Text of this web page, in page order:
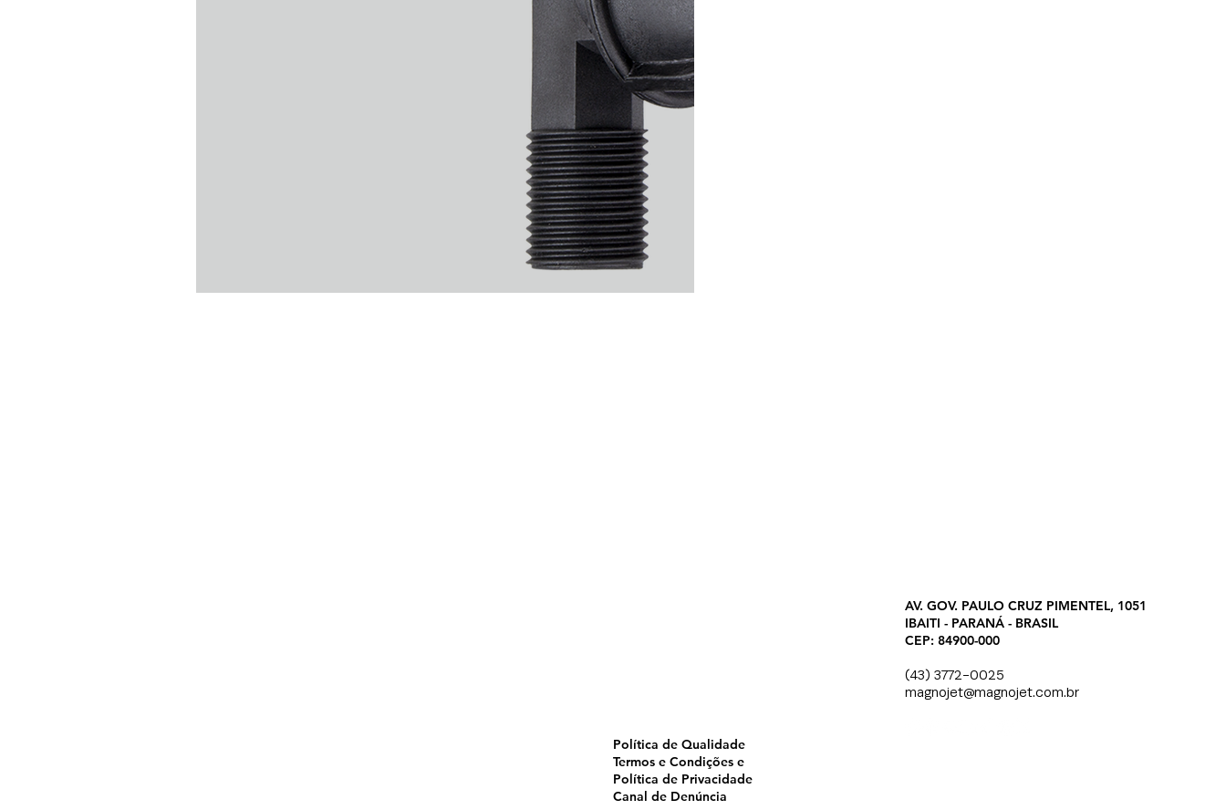
Política de Qualidade
Termos e Condições e
Política de Privacidade
Canal de Denúncia
AV. GOV. PAULO CRUZ PIMENTEL, 1051
IBAITI - PARANÁ - BRASIL
CEP: 84900-000
(43) 3772-0025
magnojet@magnojet.com.br